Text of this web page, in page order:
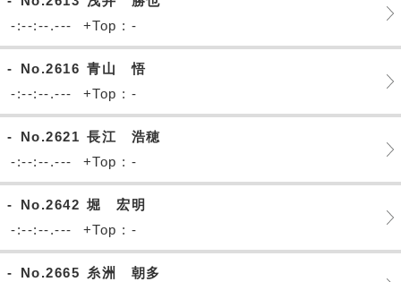
-:--:--.---
+Top : -
- No.2616 青山 悟
-:--:--.---
+Top : -
- No.2621 長江 浩穂
-:--:--.---
+Top : -
- No.2642 堀 宏明
-:--:--.---
+Top : -
- No.2665
糸洲 朝多